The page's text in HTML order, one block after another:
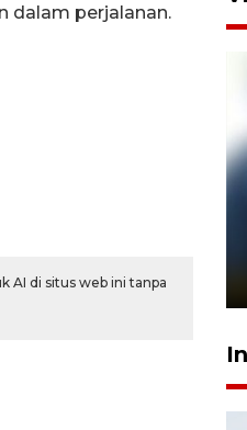
dalam perjalanan.
AI di situs web ini tanpa